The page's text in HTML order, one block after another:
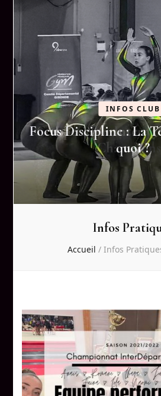
INFOS CLUB
Focus Discipline : La
quoi ?
Infos
Accueil / Infos